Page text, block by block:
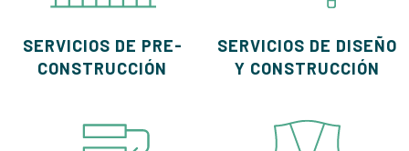
SERVICIOS DE PRE-
CONSTRUCCIÓN
SERVICIOS DE DISEÑO
Y CONSTRUCCIÓN